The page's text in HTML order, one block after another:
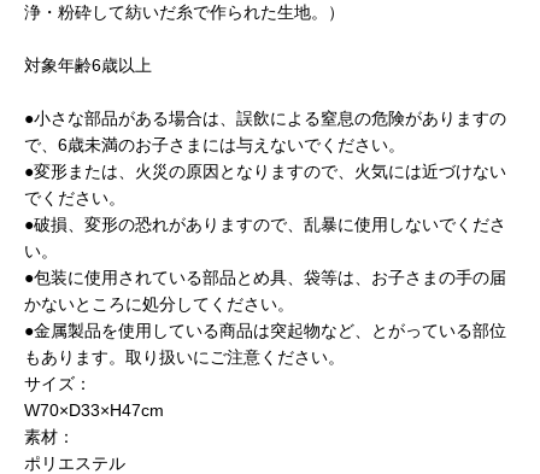
浄・粉砕して紡いだ糸で作られた生地。）
対象年齢6歳以上
●小さな部品がある場合は、誤飲による窒息の危険がありますの
で、6歳未満のお子さまには与えないでください。
●変形または、火災の原因となりますので、火気には近づけない
でください。
●破損、変形の恐れがありますので、乱暴に使用しないでくださ
い。
●包装に使用されている部品とめ具、袋等は、お子さまの手の届
かないところに処分してください。
●金属製品を使用している商品は突起物など、とがっている部位
もあります。取り扱いにご注意ください。
サイズ：
W70×D33×H47cm
素材：
ポリエステル